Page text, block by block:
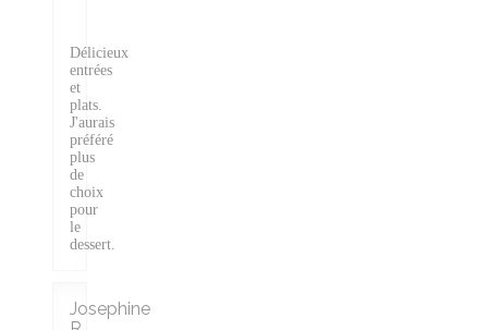
Délicieux
entrées
et
plats.
J'aurais
préféré
plus
de
choix
pour
le
dessert.
Josephine